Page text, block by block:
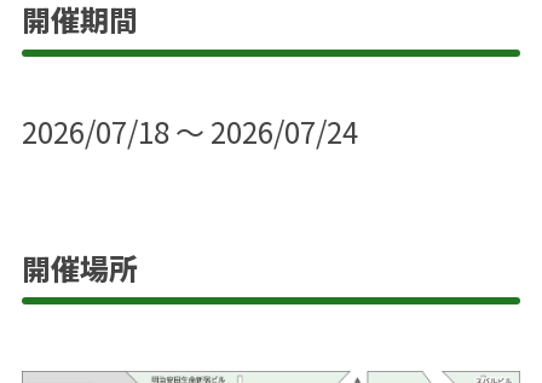
開催期間
2026/07/18 ～ 2026/07/24
開催場所